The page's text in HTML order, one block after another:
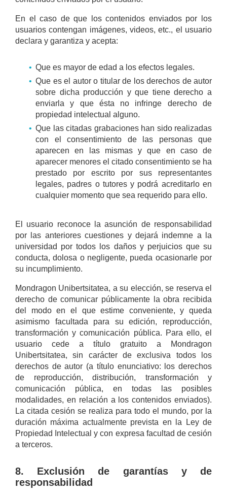
En el caso de que los contenidos enviados por los
usuarios contengan imágenes, videos, etc., el usuario
declara y garantiza y acepta:
Que es mayor de edad a los efectos legales.
Que es el autor o titular de los derechos de autor
sobre dicha producción y que tiene derecho a
enviarla y que ésta no infringe derecho de
propiedad intelectual alguno.
Que las citadas grabaciones han sido realizadas
con el consentimiento de las personas que
aparecen en las mismas y que en caso de
aparecer menores el citado consentimiento se ha
prestado por escrito por sus representantes
legales, padres o tutores y podrá acreditarlo en
cualquier momento que sea requerido para ello.
El usuario reconoce la asunción de responsabilidad
por las anteriores cuestiones y dejará indemne a la
universidad por todos los daños y perjuicios que su
conducta, dolosa o negligente, pueda ocasionarle por
su incumplimiento.
Mondragon Unibertsitatea, a su elección, se reserva el
derecho de comunicar públicamente la obra recibida
del modo en el que estime conveniente, y queda
asimismo facultada para su edición, reproducción,
transformación y comunicación pública. Para ello, el
usuario cede a título gratuito a Mondragon
Unibertsitatea, sin carácter de exclusiva todos los
derechos de autor (a título enunciativo: los derechos
de reproducción, distribución, transformación y
comunicación pública, en todas las posibles
modalidades, en relación a los contenidos enviados).
La citada cesión se realiza para todo el mundo, por la
duración máxima actualmente prevista en la Ley de
Propiedad Intelectual y con expresa facultad de cesión
a terceros.
8. Exclusión de garantías y de
responsabilidad